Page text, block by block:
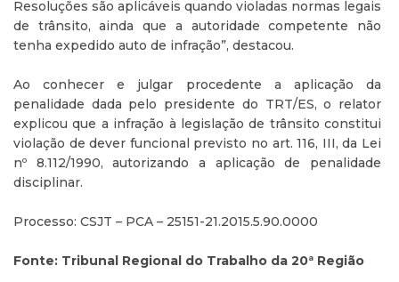
Resoluções são aplicáveis quando violadas normas legais
de trânsito, ainda que a autoridade competente não
tenha expedido auto de infração”, destacou.
Ao conhecer e julgar procedente a aplicação da
penalidade dada pelo presidente do TRT/ES, o relator
explicou que a infração à legislação de trânsito constitui
violação de dever funcional previsto no art. 116, III, da Lei
nº 8.112/1990, autorizando a aplicação de penalidade
disciplinar.
Processo: CSJT – PCA – 25151-21.2015.5.90.0000
Fonte: Tribunal Regional do Trabalho da 20ª Região